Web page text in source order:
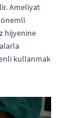
Ameliyat
önemli
hijyenine
kullanmak